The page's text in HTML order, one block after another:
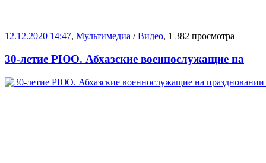
12.12.2020 14:47, Мультимедиа /Видео, 1 382 просмотра
30-летие РЮО. Абхазские военнослужащие на